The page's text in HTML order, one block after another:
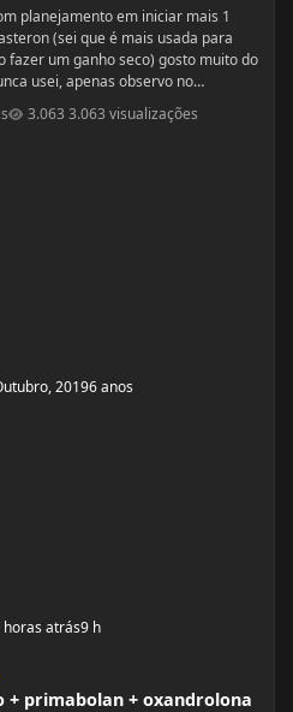
(sei que é mais usada para
fazer um ganho seco) gosto muito do
usei, apenas observo no
de oxandrolona 1 em 2016(6
semanas) , mas o meu
3.063 visualizações
20196 anos
horas atrás9 h
+ primabolan + oxandrolona